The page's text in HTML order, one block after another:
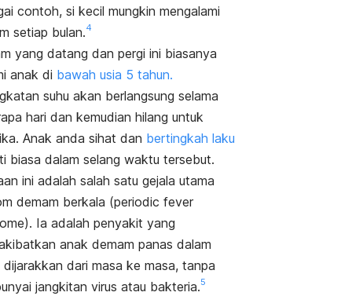
contoh, si kecil mungkin mengalami
setiap bulan.4
yang datang dan pergi ini biasanya
anak di bawah usia 5 tahun.
suhu akan berlangsung selama
hari dan kemudian hilang untuk
Anak anda sihat dan bertingkah laku
biasa dalam selang waktu tersebut.
ini adalah salah satu gejala utama
demam berkala (periodic fever
). Ia adalah penyakit yang
anak demam panas dalam
dari masa ke masa, tanpa
jangkitan virus atau bakteria.5